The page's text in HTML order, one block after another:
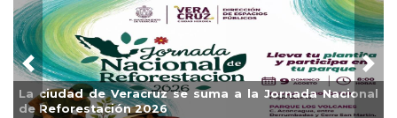
Impulsa Gobierno Municipal Expo Venta Regreso a
Clases
Previous